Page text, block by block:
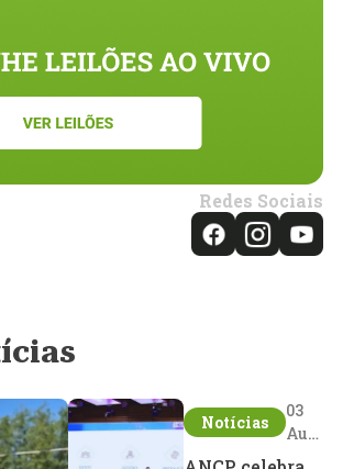
Redes Sociais
Notícias
03
Aug